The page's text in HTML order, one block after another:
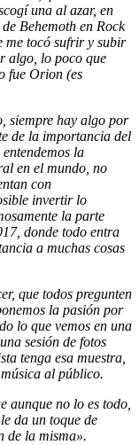
una al azar, en
Behemoth en Rock
me tocó sufrir y subir
algo, lo poco que
fue Orion (es
siempre hay algo por
de la importancia del
la
en el mundo, no
con
invertir lo
la parte
donde todo entra
a muchas cosas
que todos pregunten
la pasión por
lo que vemos en una
sesión de fotos
tenga esa muestra,
al público.
aunque no lo es todo,
da un toque de
de la misma».